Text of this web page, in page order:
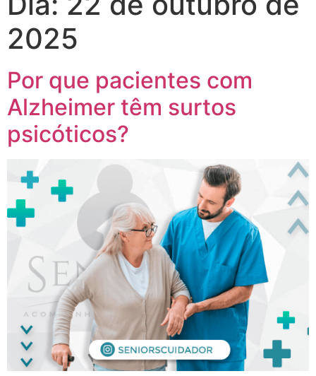
2025
Por que pacientes com
Alzheimer têm surtos
psicóticos?